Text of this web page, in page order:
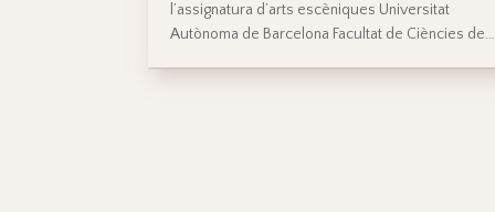
l’assignatura d’arts escèniques Universitat
Autònoma de Barcelona Facultat de Ciències de…